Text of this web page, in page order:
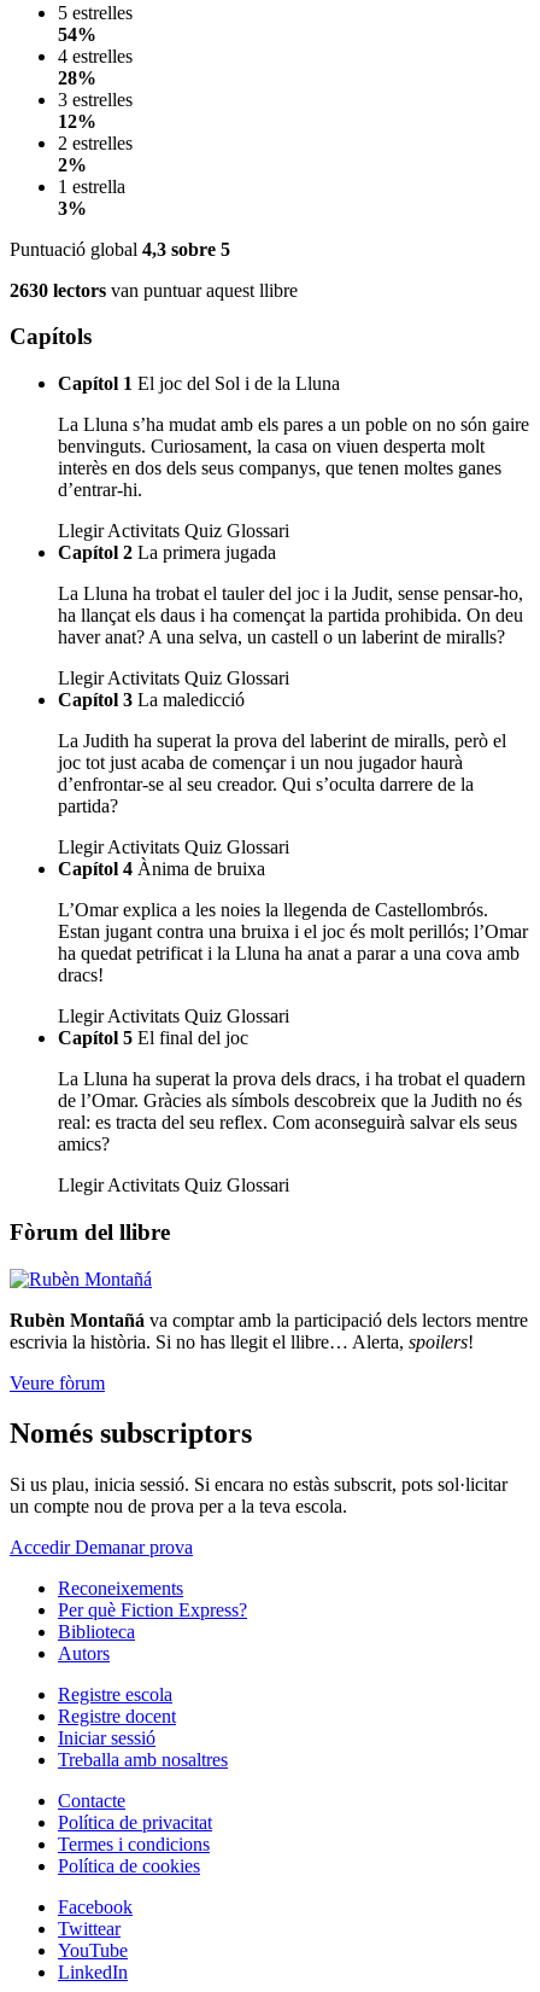
5 estrelles
54%
4 estrelles
28%
3 estrelles
12%
2 estrelles
2%
1 estrella
3%
Puntuació global 4,3 sobre 5
2630 lectors van puntuar aquest llibre
Capítols
Capítol 1 El joc del Sol i de la Lluna
La Lluna s’ha mudat amb els pares a un poble on no són gaire
benvinguts. Curiosament, la casa on viuen desperta molt
interès en dos dels seus companys, que tenen moltes ganes
d’entrar-hi.
Llegir Activitats Quiz Glossari
Capítol 2 La primera jugada
La Lluna ha trobat el tauler del joc i la Judit, sense pensar-ho,
ha llançat els daus i ha començat la partida prohibida. On deu
haver anat? A una selva, un castell o un laberint de miralls?
Llegir Activitats Quiz Glossari
Capítol 3 La maledicció
La Judith ha superat la prova del laberint de miralls, però el
joc tot just acaba de començar i un nou jugador haurà
d’enfrontar-se al seu creador. Qui s’oculta darrere de la
partida?
Llegir Activitats Quiz Glossari
Capítol 4 Ànima de bruixa
L’Omar explica a les noies la llegenda de Castellombrós.
Estan jugant contra una bruixa i el joc és molt perillós; l’Omar
ha quedat petrificat i la Lluna ha anat a parar a una cova amb
dracs!
Llegir Activitats Quiz Glossari
Capítol 5 El final del joc
La Lluna ha superat la prova dels dracs, i ha trobat el quadern
de l’Omar. Gràcies als símbols descobreix que la Judith no és
real: es tracta del seu reflex. Com aconseguirà salvar els seus
amics?
Llegir Activitats Quiz Glossari
Fòrum del llibre
Rubèn Montañá va comptar amb la participació dels lectors mentre
escrivia la història. Si no has llegit el llibre… Alerta, spoilers!
Veure fòrum
Només subscriptors
Si us plau, inicia sessió. Si encara no estàs subscrit, pots sol·licitar
un compte nou de prova per a la teva escola.
AccedirDemanar prova
Reconeixements
Per què Fiction Express?
Biblioteca
Autors
Registre escola
Registre docent
Iniciar sessió
Treballa amb nosaltres
Contacte
Política de privacitat
Termes i condicions
Política de cookies
Facebook
Twittear
YouTube
LinkedIn